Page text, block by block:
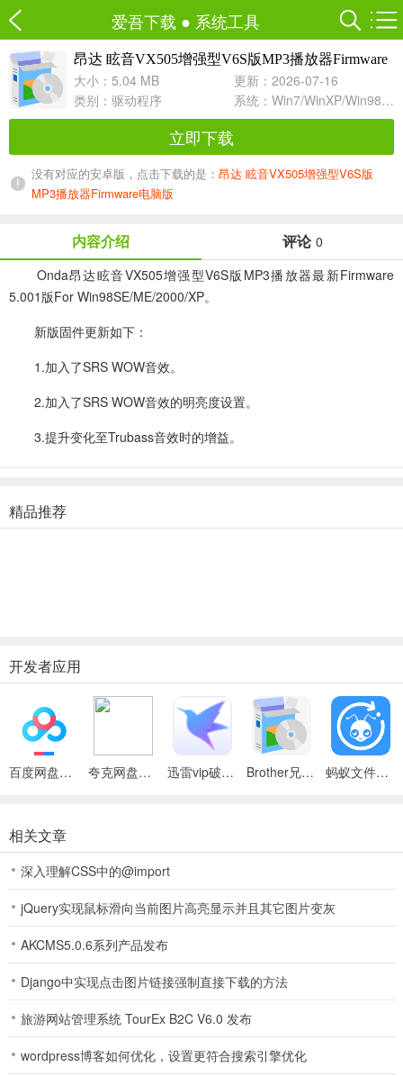
爱吾下载 ● 系统工具
昂达 眩音VX505增强型V6S版MP3播放器Firmware
5.001
大小：5.04 MB
更新：2026-07-16
类别： 驱动程序 系统：Win7/WinXP/Win98/Win8/Win10兼容软件
立即下载
没有对应的安卓版，点击下载的是： 昂达 眩音VX505增强型V6S版
MP3播放器Firmware电脑版
内容介绍 评论 0
Onda昂达眩音VX505增强型V6S版MP3播放器最新Firmware
5.001版For Win98SE/ME/2000/XP。
新版固件更新如下：
1.加入了SRS WOW音效。
2.加入了SRS WOW音效的明亮度设置。
3.提升变化至Trubass音效时的增益。
精品推荐
开发者应用
百度网盘绿色免安装Pc电脑版 夸克网盘官方正式版 迅雷vip破解版永久会员2024版 Brother兄弟 MFC-8480DN多功能一体机ISIS驱动 蚂蚁文件（数据恢复大师）
相关文章
深入理解CSS中的@import
jQuery实现鼠标滑向当前图片高亮显示并且其它图片变灰
AKCMS5.0.6系列产品发布
Django中实现点击图片链接强制直接下载的方法
旅游网站管理系统 TourEx B2C V6.0 发布
wordpress博客如何优化，设置更符合搜索引擎优化